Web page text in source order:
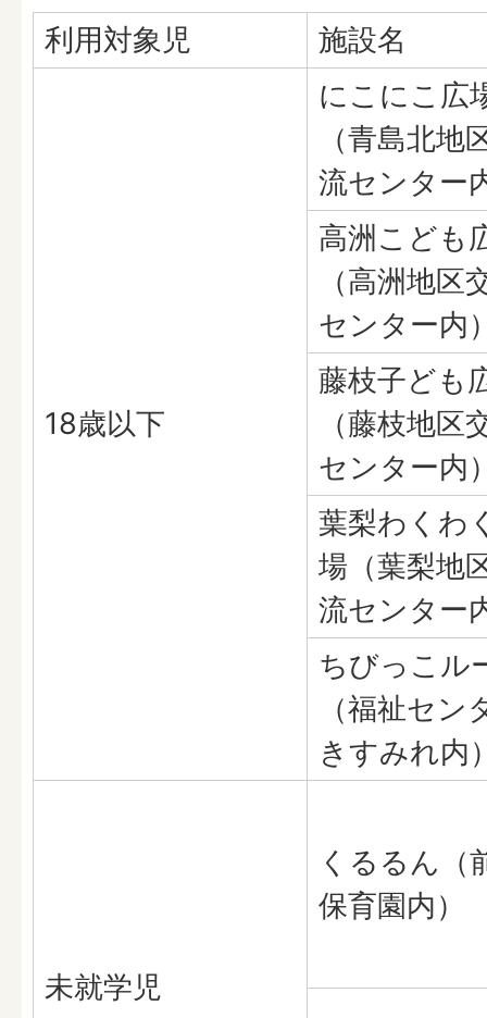
利用対象児
施設名
18歳以下
にこにこ広
（青島北地
流センター
高洲こども
（高洲地区
センター内
藤枝子ども
（藤枝地区
センター内
葉梨わくわ
場（葉梨地
流センター
ちびっこル
（福祉セン
きすみれ内
未就学児
くるるん（
保育園内）